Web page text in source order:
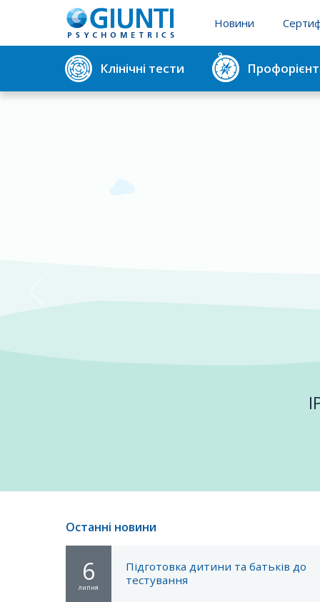
Новини
Реєстр
Клінічні тести
Останні новини
Підготовка дитини та батьків до
тестування
6
липня